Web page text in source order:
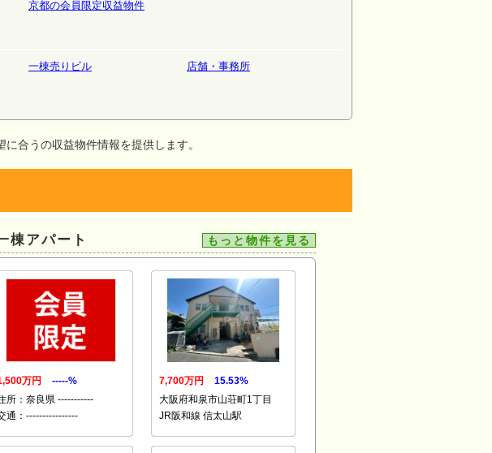
京都の会員限定収益物件
一棟売りビル
店舗・事務所
合うの収益物件情報を提供します。
棟アパート もっと物件を見る
万円
-----%
所：奈良県 -----------
通：----------------
7,700万円
15.53%
大阪府和泉市山荘町1丁目
JR阪和線 信太山駅